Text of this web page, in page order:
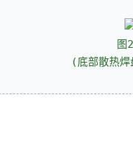
图
(底部散热焊